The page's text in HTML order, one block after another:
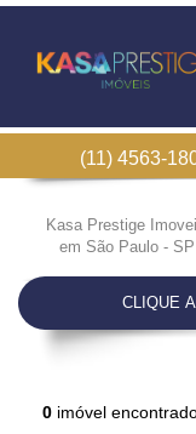
(11) 4563-
Kasa Prestige
em São Paulo - SP
CLIQUE
0 imóvel